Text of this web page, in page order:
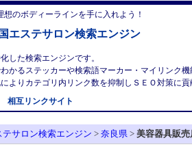
のボディーラインを手に入れよう！
エステサロン検索エンジン
した検索エンジンです。
かるステッカーや検索語マーカー・マイリンク
よりカテゴリ内リンク数を抑制しＳＥＯ対策に
相互リンクサイト
サロン検索エンジン > 奈良県 > 美容器具販売